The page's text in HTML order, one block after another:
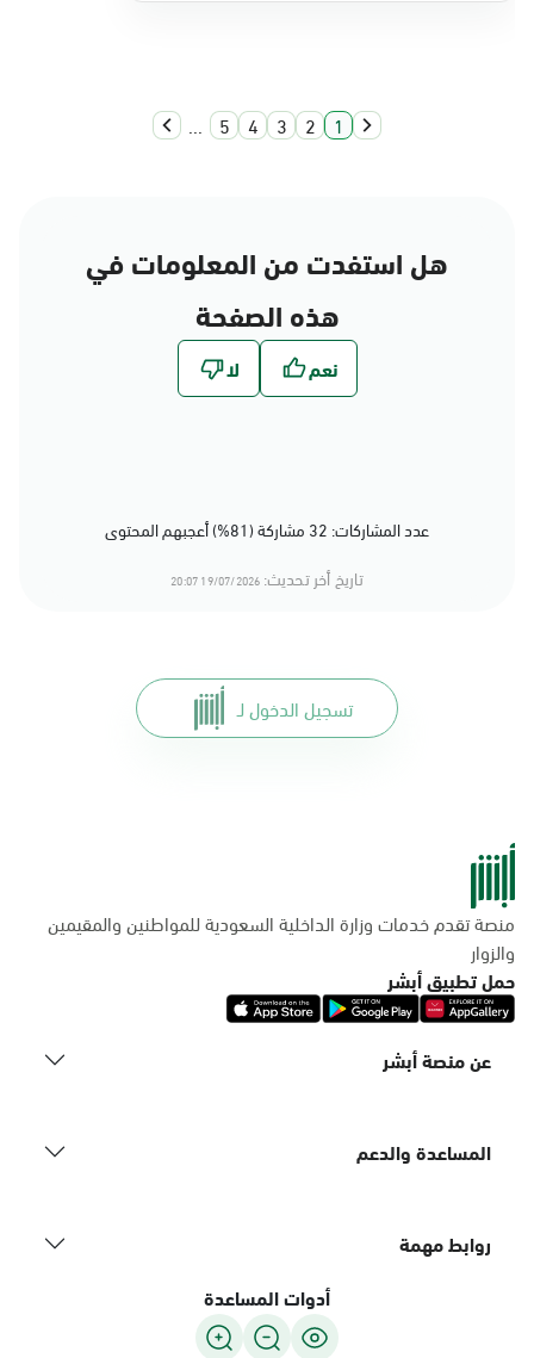
1
2
3
4
5
...
هل استفدت من المعلومات في
هذه الصفحة
عدد المشاركات: 32 مشاركة (81%) أعجبهم المحتوى
تاريخ أخر تحديث: 19/07/2026 20:07
تسجيل الدخول لـ
منصة تقدم خدمات وزارة الداخلية السعودية للمواطنين والمقيمين
والزوار
حمل تطبيق أبشر
عن منصة أبشر
المساعدة والدعم
روابط مهمة
أدوات المساعدة